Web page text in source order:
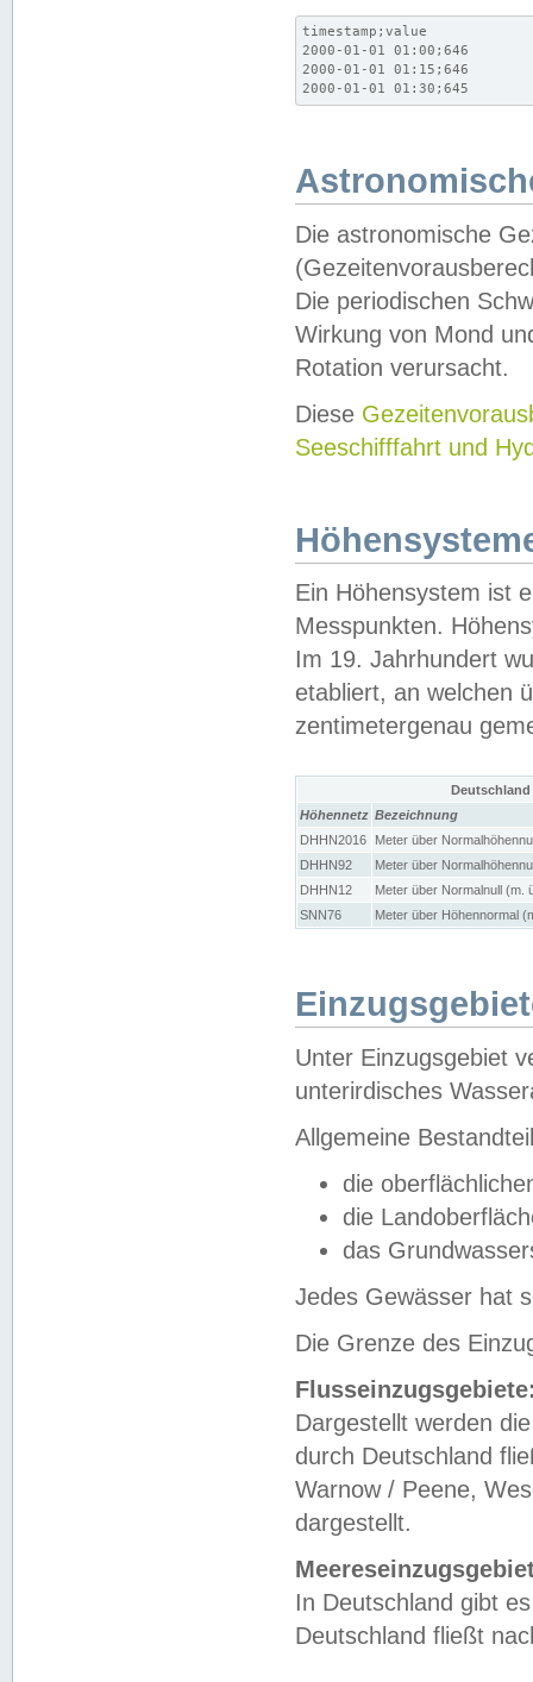
timestamp;value
2000-01-01 01:00;646
2000-01-01 01:15;646
2000-01-01 01:30;645
Die astronomische
Die periodischen
Wirkung von Mond
Rotation verursacht.
Diese
Seeschifffahrt und
Ein Höhensystem ist
Messpunkten.
Im 19. Jahrhundert
etabliert, an welchen
zentimetergenau
Höhennetz Bezeichnung
DHHN2016
Meter über
DHHN92
Meter über
DHHN12
Meter über Normalnull (m.
SNN76
Meter über Höhennormal
Unter Einzugsgebiet
unterirdisches
Allgemeine
die
die
das
Jedes Gewässer hat
Die Grenze des
Dargestellt werden
durch Deutschland
Warnow / Peene,
dargestellt.
In Deutschland gibt
Deutschland fließt